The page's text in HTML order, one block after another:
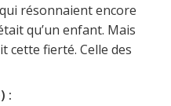
résonnaient encore
qu’un enfant. Mais
cette fierté. Celle des
: